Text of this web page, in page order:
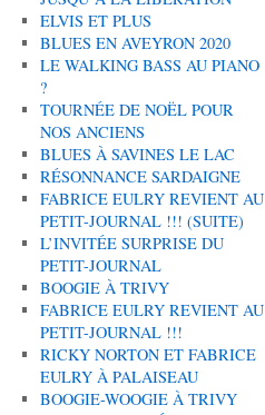
ELVIS ET PLUS
BLUES EN AVEYRON 2020
LE WALKING BASS AU PIANO
?
TOURNÉE DE NOËL POUR
NOS ANCIENS
BLUES À SAVINES LE LAC
RÉSONNANCE SARDAIGNE
FABRICE EULRY REVIENT AU
PETIT-JOURNAL !!! (SUITE)
L’INVITÉE SURPRISE DU
PETIT-JOURNAL
BOOGIE À TRIVY
FABRICE EULRY REVIENT AU
PETIT-JOURNAL !!!
RICKY NORTON ET FABRICE
EULRY À PALAISEAU
BOOGIE-WOOGIE À TRIVY